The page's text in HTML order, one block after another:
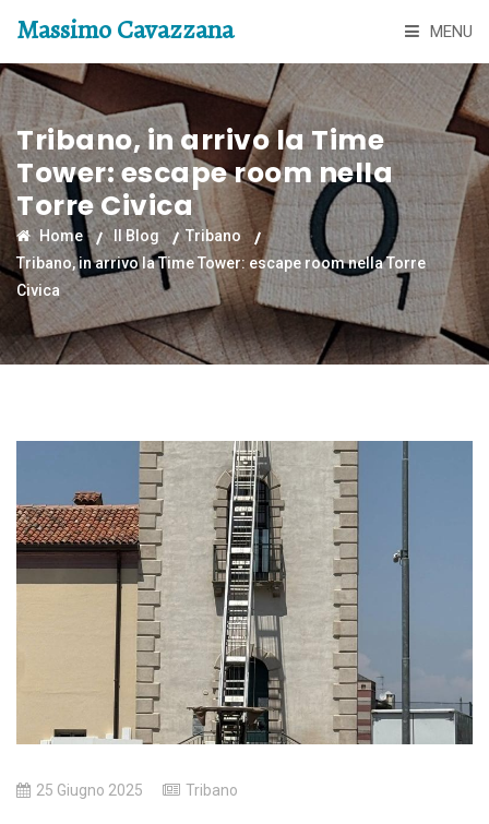
Massimo Cavazzana MENU
Tribano, in arrivo la Time
Tower: escape room nella
Torre Civica
Home Il Blog
Tribano
Tribano, in arrivo la Time Tower: escape room nella Torre
Civica
25 Giugno 2025 Tribano